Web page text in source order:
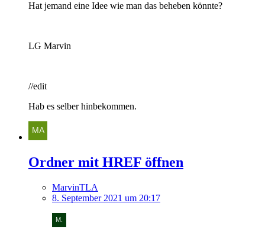
Hat jemand eine Idee wie man das beheben könnte?
LG Marvin
//edit
Hab es selber hinbekommen.
Ordner mit HREF öffnen
MarvinTLA
8. September 2021 um 20:17